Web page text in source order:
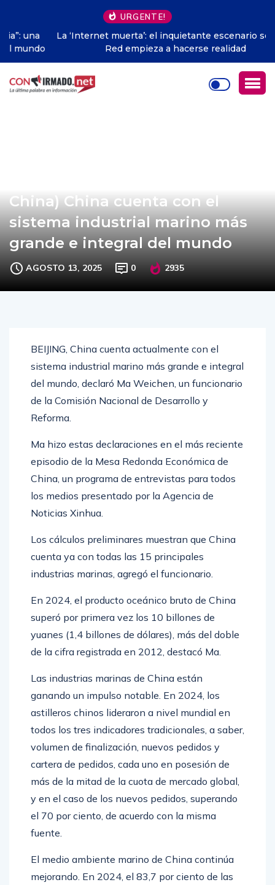
URGENTE!
La ‘Internet muerta’: el inquietante escenario sobre la
Red empieza a hacerse realidad
China) China cuenta con el
sistema industrial marino más
grande e integral del mundo
AGOSTO 13, 2025 0 2935
BEIJING, China cuenta actualmente con el
sistema industrial marino más grande e integral
del mundo, declaró Ma Weichen, un funcionario
de la Comisión Nacional de Desarrollo y
Reforma.
Ma hizo estas declaraciones en el más reciente
episodio de la Mesa Redonda Económica de
China, un programa de entrevistas para todos
los medios presentado por la Agencia de
Noticias Xinhua.
Los cálculos preliminares muestran que China
cuenta ya con todas las 15 principales
industrias marinas, agregó el funcionario.
En 2024, el producto oceánico bruto de China
superó por primera vez los 10 billones de
yuanes (1,4 billones de dólares), más del doble
de la cifra registrada en 2012, destacó Ma.
Las industrias marinas de China están
ganando un impulso notable. En 2024, los
astilleros chinos lideraron a nivel mundial en
todos los tres indicadores tradicionales, a saber,
volumen de finalización, nuevos pedidos y
cartera de pedidos, cada uno en posesión de
más de la mitad de la cuota de mercado global,
y en el caso de los nuevos pedidos, superando
el 70 por ciento, de acuerdo con la misma
fuente.
El medio ambiente marino de China continúa
mejorando. En 2024, el 83,7 por ciento de las